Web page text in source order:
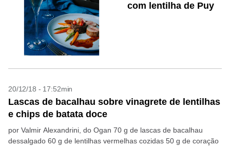
com lentilha de Puy
20/12/18 - 17:52min
Lascas de bacalhau sobre vinagrete de lentilhas
e chips de batata doce
por Valmir Alexandrini, do Ogan 70 g de lascas de bacalhau
dessalgado 60 g de lentilhas vermelhas cozidas 50 g de coração